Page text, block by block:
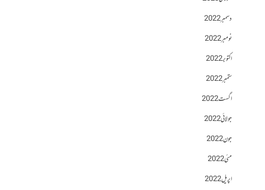
دسمبر 2022
نومبر 2022
اکتوبر 2022
ستمبر 2022
اگست 2022
جولائی 2022
جون 2022
مئی 2022
اپریل 2022